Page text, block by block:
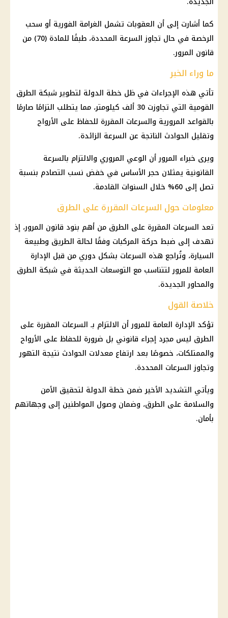
كما أشارت إلى أن العقوبات تشمل الغرامة الفورية أو سحب
الرخصة في حال تجاوز السرعة المحددة، طبقًا للمادة (70) من
قانون المرور.
ما وراء الخبر
تأتي هذه الإجراءات في ظل خطة الدولة لتطوير شبكة الطرق
القومية التي تجاوزت 30 ألف كيلومتر، مما يتطلب التزامًا صارمًا
بالقواعد المرورية والسرعات المقررة للحفاظ على الأرواح
وتقليل الحوادث الناتجة عن السرعة الزائدة.
ويرى خبراء المرور أن الوعي المروري والالتزام بالسرعة
القانونية يمثلان حجر الأساس في خفض نسب التصادم بنسبة
تصل إلى 60% خلال السنوات القادمة.
معلومات حول السرعات المقررة على الطرق
تعد السرعات المقررة على الطرق من أهم بنود قانون المرور، إذ
تهدف إلى ضبط حركة المركبات وفقًا لحالة الطريق وطبيعة
السيارة، وتُراجع هذه السرعات بشكل دوري من قبل الإدارة
العامة للمرور لتتناسب مع التوسعات الحديثة في شبكة الطرق
والمحاور الجديدة.
خلاصة القول
تؤكد الإدارة العامة للمرور أن الالتزام بـ السرعات المقررة على
الطرق ليس مجرد إجراء قانوني بل ضرورة للحفاظ على الأرواح
والممتلكات، خصوصًا بعد ارتفاع معدلات الحوادث نتيجة التهور
وتجاوز السرعات المحددة.
ويأتي التشديد الأخير ضمن خطة الدولة لتحقيق الأمن
والسلامة على الطرق، وضمان وصول المواطنين إلى وجهاتهم
بأمان.